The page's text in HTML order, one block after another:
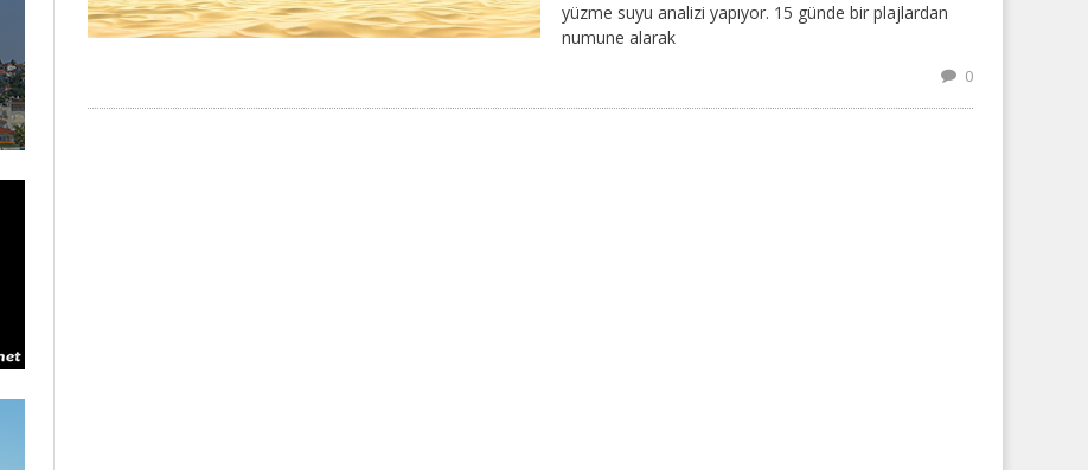
yüzme suyu analizi yapıyor. 15 günde bir plajlardan
numune alarak
0